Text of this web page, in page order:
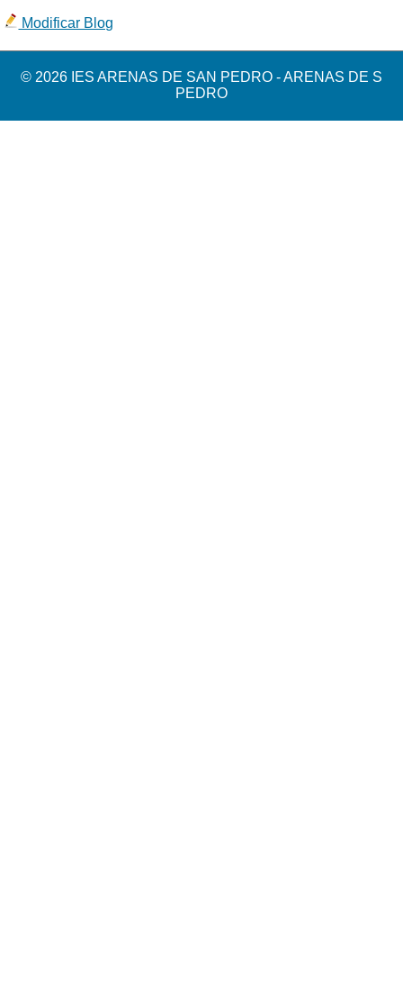
Modificar Blog
© 2026 IES ARENAS DE SAN PEDRO - ARENAS DE S
PEDRO